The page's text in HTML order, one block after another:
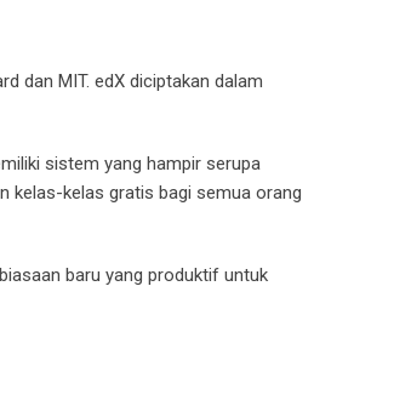
dan MIT. edX diciptakan dalam
sistem yang hampir serupa
kelas-kelas gratis bagi semua orang
baru yang produktif untuk